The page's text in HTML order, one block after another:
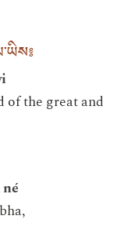
of the great and